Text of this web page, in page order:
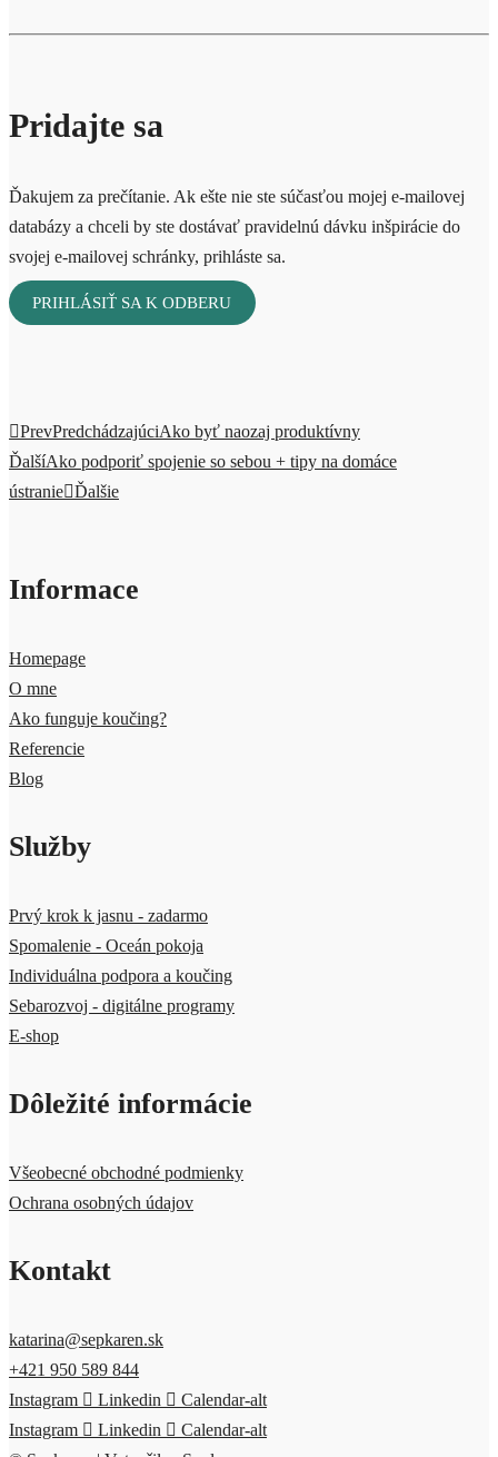
Pridajte sa
Ďakujem za prečítanie. Ak ešte nie ste súčasťou mojej e-mailovej
databázy a chceli by ste dostávať pravidelnú dávku inšpirácie do
svojej e-mailovej schránky, prihláste sa.
PRIHLÁSIŤ SA K ODBERU
PrevPredchádzajúciAko byť naozaj produktívny
ĎalšíAko podporiť spojenie so sebou + tipy na domáce
ústranie Ďalšie
Informace
Homepage
O mne
Ako funguje koučing?
Referencie
Blog
Služby
Prvý krok k jasnu - zadarmo
Spomalenie - Oceán pokoja
Individuálna podpora a koučing
Sebarozvoj - digitálne programy
E-shop
Dôležité informácie
Všeobecné obchodné podmienky
Ochrana osobných údajov
Kontakt
katarina@sepkaren.sk
+421 950 589 844
Instagram
Linkedin
Calendar-alt
Instagram
Linkedin
Calendar-alt